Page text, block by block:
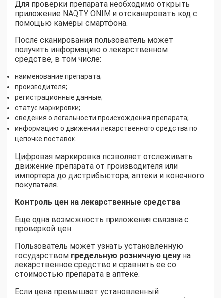
Для проверки препарата необходимо открыть
приложение NAQTY ONIM и отсканировать код с
помощью камеры смартфона.
После сканирования пользователь может
получить информацию о лекарственном
средстве, в том числе:
наименование препарата;
производителя;
регистрационные данные;
статус маркировки;
сведения о легальности происхождения препарата;
информацию о движении лекарственного средства по
цепочке поставок.
Цифровая маркировка позволяет отслеживать
движение препарата от производителя или
импортера до дистрибьютора, аптеки и конечного
покупателя.
Контроль цен на лекарственные средства
Еще одна возможность приложения связана с
проверкой цен.
Пользователь может узнать установленную
государством предельную розничную цену на
лекарственное средство и сравнить ее со
стоимостью препарата в аптеке.
Если цена превышает установленный